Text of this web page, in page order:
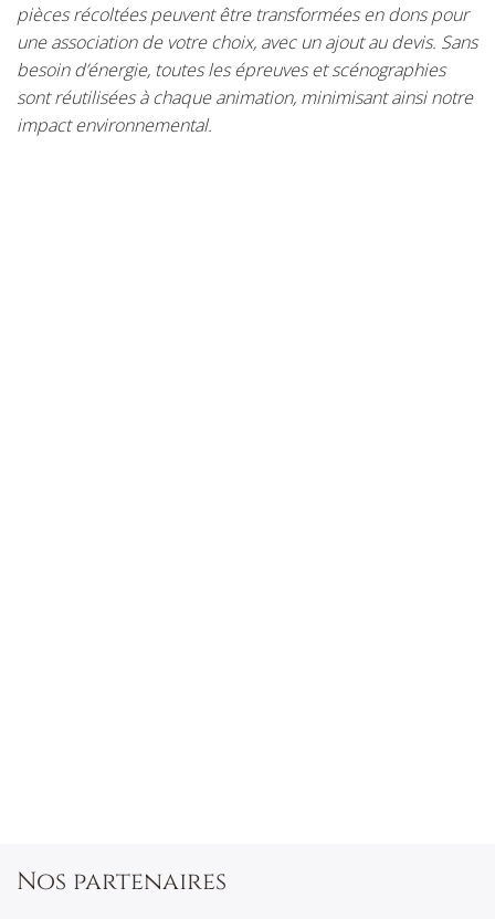
pièces récoltées peuvent être transformées en dons pour
une association de votre choix, avec un ajout au devis. Sans
besoin d’énergie, toutes les épreuves et scénographies
sont réutilisées à chaque animation, minimisant ainsi notre
impact environnemental.
Nos partenaires